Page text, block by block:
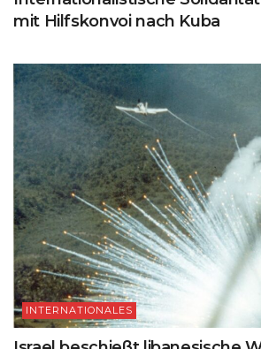
mit Hilfskonvoi nach Kuba
INTERNATIONALES